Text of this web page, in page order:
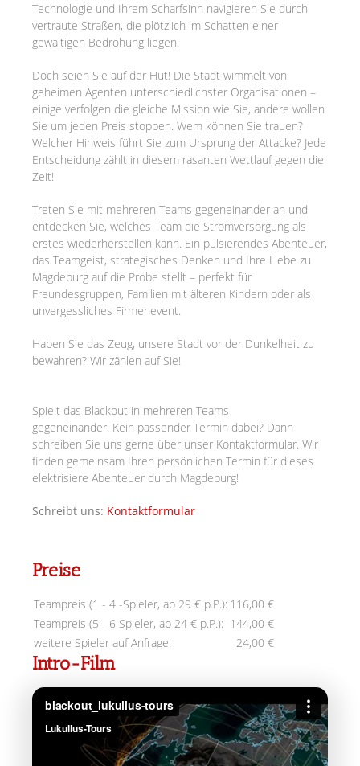
Technologie und Ihrem Scharfsinn navigieren Sie durch
vertraute Straßen, die plötzlich im Schatten einer
gewaltigen Bedrohung liegen.
Doch seien Sie auf der Hut! Die Stadt wimmelt von
geheimen Agenten unterschiedlichster Organisationen –
einige verfolgen die gleiche Mission wie Sie, andere wollen
Sie um jeden Preis stoppen. Wem können Sie trauen?
Welcher Hinweis führt Sie zum Ursprung der Attacke? Jede
Entscheidung zählt in diesem rasanten Wettlauf gegen die
Zeit!
Treten Sie mit mehreren Teams gegeneinander an und
entdecken Sie, welches Team die Stromversorgung als
erstes wiederherstellen kann. Ein pulsierendes Abenteuer,
das Teamgeist, strategisches Denken und Ihre Liebe zu
Magdeburg auf die Probe stellt – perfekt für
Freundesgruppen, Familien mit älteren Kindern oder als
unvergessliches Firmenevent.
Haben Sie das Zeug, unsere Stadt vor der Dunkelheit zu
bewahren? Wir zählen auf Sie!
Spielt das Blackout in mehreren Teams
gegeneinander. Kein passender Termin dabei? Dann
schreiben Sie uns gerne über unser Kontaktformular. Wir
finden gemeinsam Ihren persönlichen Termin für dieses
elektrisiere Abenteuer durch Magdeburg!
Schreibt uns: Kontaktformular
Preise
Teampreis (1 - 4 -Spieler, ab 29 € p.P.): 116,00 €
Teampreis (5 - 6 Spieler, ab 24 € p.P.): 144,00 €
weitere Spieler auf Anfrage:
24,00 €
Intro-Film